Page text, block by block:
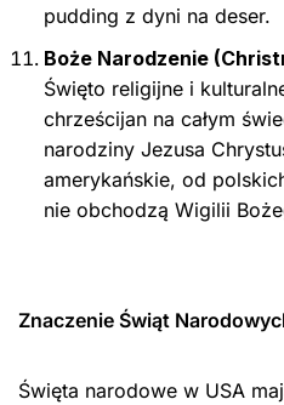
pudding z dyni na deser.
Boże Narodzenie
Święto religijne i
chrześcijan na całym
narodziny Jezusa
amerykańskie, od
nie obchodzą Wigilii
Znaczenie Świąt
Święta narodowe w USA